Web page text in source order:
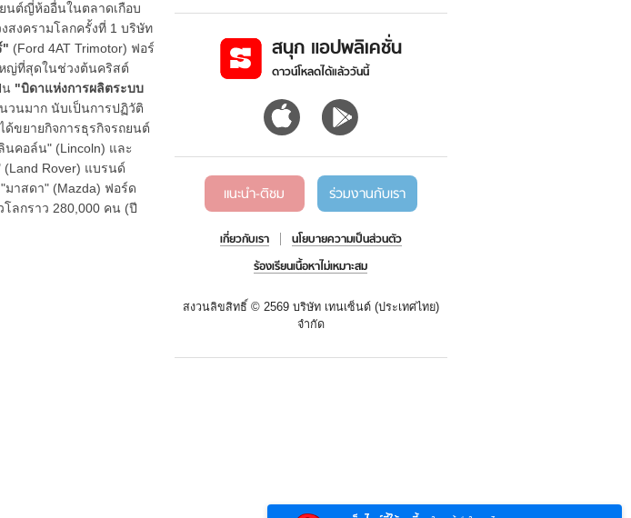
นต์ญี่ห้ออื่นในตลาดเกือบ
สงครามโลกครั้งที่ 1 บริษัท
" (Ford 4AT Trimotor) ฟอร์
ญ่ที่สุดในช่วงต้นคริสต์
น "บิดาแห่งการผลิตระบบ
วนมาก นับเป็นการปฏิวัติ
ขยายกิจการธุรกิจรถยนต์
นคอล์น" (Lincoln) และ
(Land Rover) แบรนด์
าสดา" (Mazda) ฟอร์ด
ลกราว 280,000 คน (ปี
สนุก แอปพลิเคชั่น
ดาวน์โหลดได้แล้ววันนี้
แนะนำ-ติชม ร่วมงานกับเรา
เกี่ยวกับเรา
นโยบายความเป็นส่วนตัว
ร้องเรียนเนื้อหาไม่เหมาะสม
สงวนลิขสิทธิ์ © 2569 บริษัท เทนเซ็นต์ (ประเทศไทย)
จำกัด